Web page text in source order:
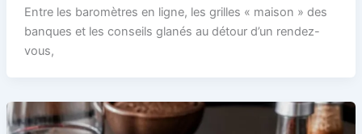
Entre les baromètres en ligne, les grilles « maison » des
banques et les conseils glanés au détour d’un rendez-
vous,